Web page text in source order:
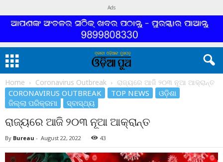
Ads
Home Coronavirus Outbreak ରାଜ୍ୟରେ ଆଜି ୨୦୩ ନୂଆ ଆକ୍ରାନ୍ତ
CORONAVIRUS OUTBREAK TOP NEWS
ଓଡ଼ିଶା
ଜିଲ୍ଲା ପରିକ୍ରମା
ସ୍ବାସ୍ଥ୍ୟ
ରାଜ୍ୟରେ ଆଜି ୨୦୩ ନୂଆ ଆକ୍ରାନ୍ତ
By Bureau - August 22, 2022 43